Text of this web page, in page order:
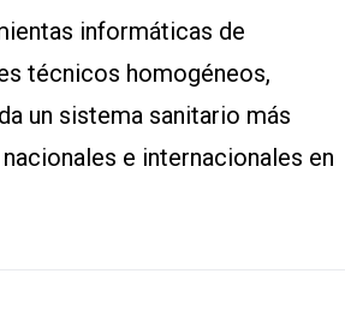
informáticas de
técnicos homogéneos,
un sistema sanitario más
e internacionales en